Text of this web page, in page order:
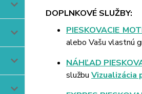
DOPLNKOVÉ SLUŽBY:
PIESKOVACIE
alebo Vašu vlastnú
NÁHĽAD
službu Vizualizácia